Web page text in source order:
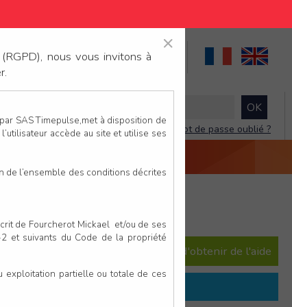
Mot de passe oublié ?
août 2026
question ? Consultez notre FAQ afin d'obtenir de l'aide
×
nous vous invitons à
SAS Timepulse,met à disposition de
accède au site et utilise ses
de l’ensemble des conditions décrites
de Fourcherot Mickael et/ou de ses
et suivants du Code de la propriété
exploitation partielle ou totale de ces